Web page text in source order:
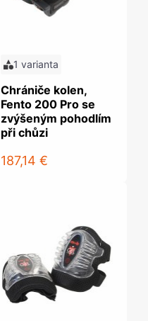
1 varianta
Chrániče kolen,
Fento 200 Pro se
zvýšeným pohodlím
při chůzi
187,14 €